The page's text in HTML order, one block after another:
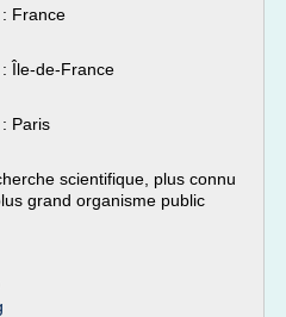
France
Île-de-France
Paris
scientifique, plus connu
grand organisme public